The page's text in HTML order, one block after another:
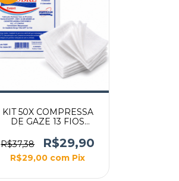
KIT 50X COMPRESSA
DE GAZE 13 FIOS
10UN
R$37,38 R$29,90
R$29,00 com Pix